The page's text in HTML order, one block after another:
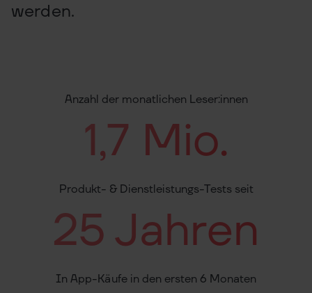
werden.
Anzahl der monatlichen Leser:innen
1,7 Mio.
Produkt- & Dienstleistungs-Tests seit
25 Jahren
In App-Käufe in den ersten 6 Monaten